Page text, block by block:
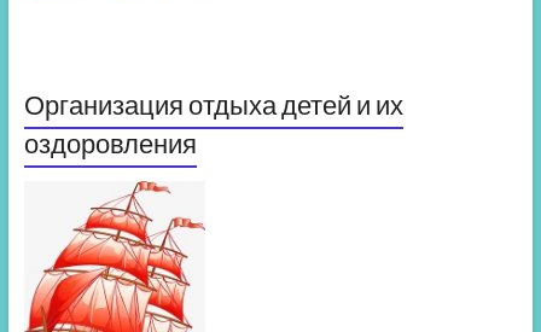
Организация отдыха детей и их
оздоровления